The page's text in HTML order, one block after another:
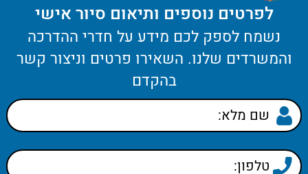
לפרטים נוספים ותיאום סיור אישי
נשמח לספק לכם מידע על חדרי ההדרכה
והמשרדים שלנו. השאירו פרטים וניצור קשר
בהקדם